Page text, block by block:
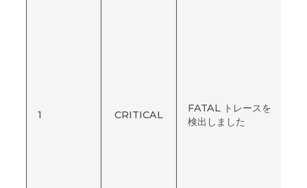
1 CRITICAL
FATAL トレースを
検出しました